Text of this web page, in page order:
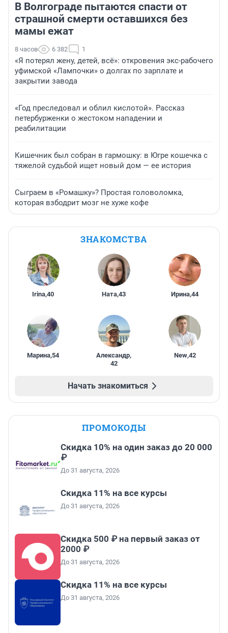
В Волгограде пытаются спасти от
страшной смерти оставшихся без
мамы ежат
8 часов 6 382 1
«Я потерял жену, детей, всё»: откровения экс-рабочего
уфимской «Лампочки» о долгах по зарплате и
закрытии завода
«Год преследовал и облил кислотой». Рассказ
петербурженки о жестоком нападении и
реабилитации
Кишечник был собран в гармошку: в Югре кошечка с
тяжелой судьбой ищет новый дом — ее история
Сыграем в «Ромашку»? Простая головоломка,
которая взбодрит мозг не хуже кофе
ЗНАКОМСТВА
Irina,40 Ната,43 Ирина,44
Марина,54 Александр,
42
New,42
Начать знакомиться
ПРОМОКОДЫ
Скидка 10% на один заказ до 20 000
₽
До 31 августа, 2026
Скидка 11% на все курсы
До 31 августа, 2026
Скидка 500 ₽ на первый заказ от
2000 ₽
До 31 августа, 2026
Скидка 11% на все курсы
До 31 августа, 2026